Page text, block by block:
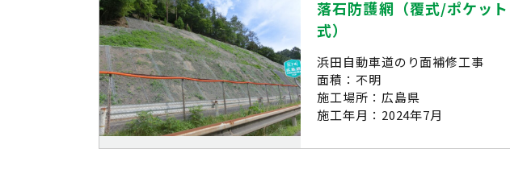
落石防護網（覆式/ポケット
式）
浜田自動車道のり面補修工事
面積：不明
施工場所：広島県
施工年月：2024年7月